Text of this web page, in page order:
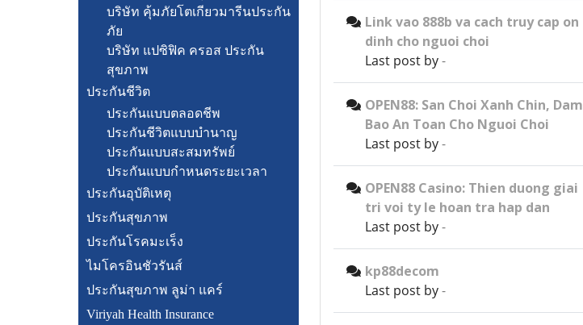
Link vao 888b va cach truy cap on
dinh cho nguoi choi
Last post by-
OPEN88: San Choi Xanh Chin, Dam
Bao An Toan Cho Nguoi Choi
Last post by-
OPEN88 Casino: Thien duong giai
tri voi ty le hoan tra hap dan
Last post by-
kp88decom
Last post by-
บริษัท คุ้มภัยโตเกียวมารีนประกัน
ภัย
บริษัท แปซิฟิค ครอส ประกัน
สุขภาพ
ประกันชีวิต
ประกันแบบตลอดชีพ
ประกันชีวิตแบบบำนาญ
ประกันแบบสะสมทรัพย์
ประกันแบบกำหนดระยะเวลา
ประกันอุบัติเหตุ
ประกันสุขภาพ
ประกันโรคมะเร็ง
ไมโครอินชัวรันส์
ประกันสุขภาพ ลูม่า แคร์
Viriyah Health Insurance